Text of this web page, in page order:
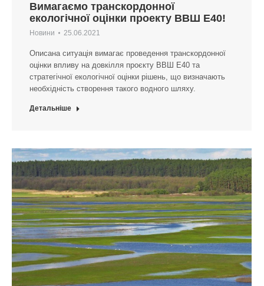
Вимагаємо транскордонної
екологічної оцінки проекту ВВШ Е40!
Новини 25.06.2021
Описана ситуація вимагає проведення транскордонної
оцінки впливу на довкілля проєкту ВВШ Е40 та
стратегічної екологічної оцінки рішень, що визначають
необхідність створення такого водного шляху.
Детальніше